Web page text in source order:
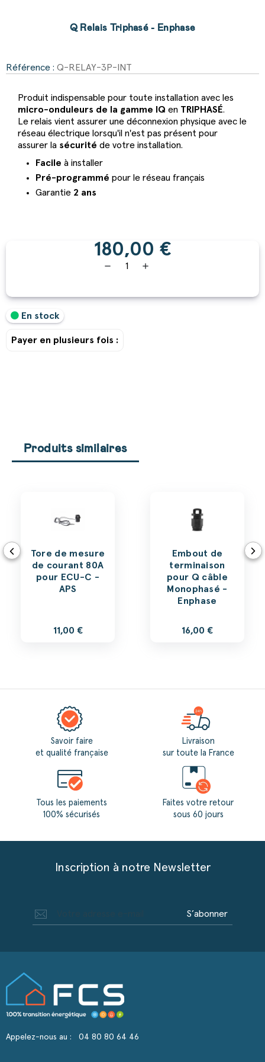
Q Relais Triphasé - Enphase
Référence : Q-RELAY-3P-INT
Produit indispensable pour toute installation avec les
micro-onduleurs de la gamme IQ en TRIPHASÉ.
Le relais vient assurer une déconnexion physique avec le
réseau électrique lorsqu'il n'est pas présent pour
assurer la sécurité de votre installation.
Facile à installer
Pré-programmé pour le réseau français
Garantie 2 ans
180,00 €
remove add
En stock
Payer en plusieurs fois :
Produits similaires
Tore de mesure
de courant 80A
pour ECU-C -
APS
11,00 €
Embout de
terminaison
pour Q câble
Monophasé -
Enphase
16,00 €
Savoir faire
et qualité française
Tous les paiements
100% sécurisés
Livraison
sur toute la France
Faites votre retour
sous 60 jours
Inscription à notre Newsletter
S’abonner
Appelez-nous au : 04 80 80 64 46